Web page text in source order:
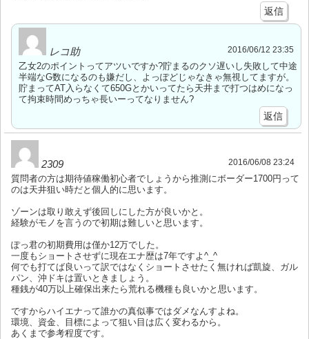
返信
レコ助 2016/06/12 23:35
乙女2のポイントってアツいですか?貯まるのクソ遅いし失敗して中途
半端なG数になるのも嫌だし、よっぽどじゃなきゃ無視してますが。
貯まってAT入らなくて650Gとかいってたら天井まで打つはめになっ
て拘束時間めっちゃ長いーってなりません?
返信
2309 2016/06/08 23:24
質問者の方は期待値稼働初心者でしょうから推測にボーダー1700円って
のは天井狙い時だと個人的に思います。
ゾーンは取り敢えず後回しにした方が良いかと。
経験がモノを言うので初期は難しいと思います。
ぽっ君の初期費用は僅か12万でした。
一度もショートさせずに現在エナ歴は7年ですよ^_^
何でも打てば良いって訳ではなくショートさせたく無ければ凱旋、ガル
パン、沖ドキは置いときましょう。
種銭が40万以上確保出来たら荒れる機種も良いかと思います。
ですからハイエナって誰かの真似事ではダメなんすよね。
環境、資金、目標によって狙い目は広く変わるから。
あくまで参考程度です。